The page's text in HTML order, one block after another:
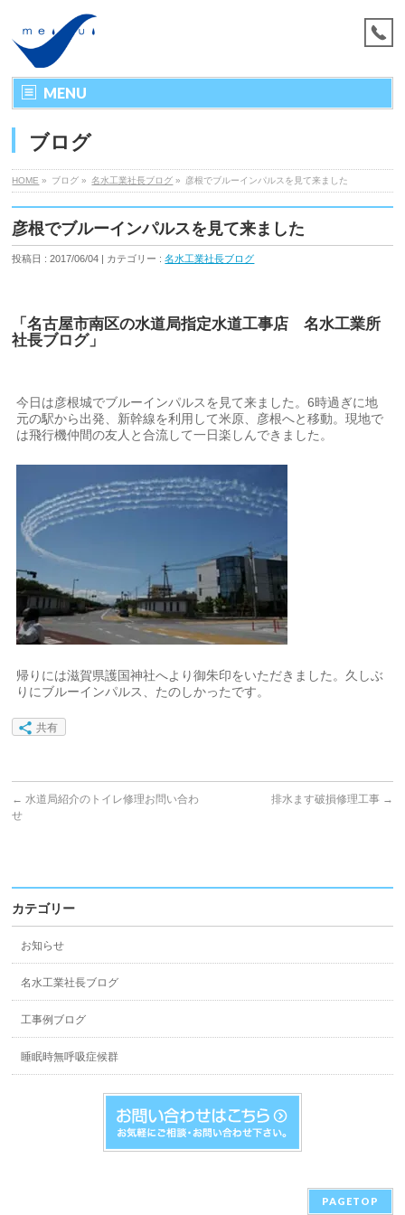
MENU
ブログ
HOME » ブログ » 名水工業社長ブログ » 彦根でブルーインパルスを見て来ました
彦根でブルーインパルスを見て来ました
投稿日 : 2017/06/04 | カテゴリー :名水工業社長ブログ
「名古屋市南区の水道局指定水道工事店 名水工業所
社長ブログ」
今日は彦根城でブルーインパルスを見て来ました。6時過ぎに地
元の駅から出発、新幹線を利用して米原、彦根へと移動。現地で
は飛行機仲間の友人と合流して一日楽しんできました。
帰りには滋賀県護国神社へより御朱印をいただきました。久しぶ
りにブルーインパルス、たのしかったです。
共有
← 水道局紹介のトイレ修理お問い合わ
せ
排水ます破損修理工事 →
カテゴリー
お知らせ
名水工業社長ブログ
工事例ブログ
睡眠時無呼吸症候群
PAGETOP